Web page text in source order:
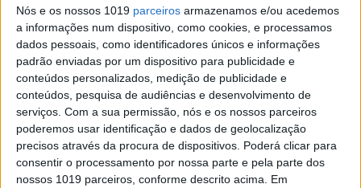
Nós e os nossos 1019 parceiros armazenamos e/ou acedemos
a informações num dispositivo, como cookies, e processamos
dados pessoais, como identificadores únicos e informações
padrão enviadas por um dispositivo para publicidade e
conteúdos personalizados, medição de publicidade e
conteúdos, pesquisa de audiências e desenvolvimento de
serviços. Com a sua permissão, nós e os nossos parceiros
poderemos usar identificação e dados de geolocalização
precisos através da procura de dispositivos. Poderá clicar para
consentir o processamento por nossa parte e pela parte dos
nossos 1019 parceiros, conforme descrito acima. Em
VOLT Live: Máquinas industriais elétricas, a fábrica
de baterias em Portugal e a tecnologia do Audi Q6 e-
tron